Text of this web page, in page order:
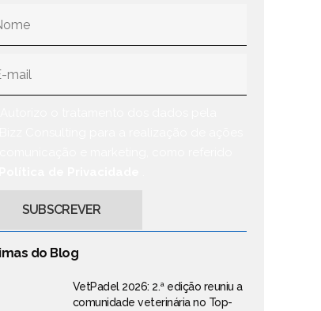
do Blog
VetPadel 2026: 2.ª edição reuniu a
comunidade veterinária no Top-